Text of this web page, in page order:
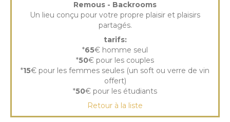
Remous - Backrooms
Un lieu conçu pour votre propre plaisir et plaisirs
partagés.
tarifs:
*65€ homme seul
*50€ pour les couples
*15€ pour les femmes seules (un soft ou verre de vin
offert)
*50€ pour les étudiants
Retour à la liste